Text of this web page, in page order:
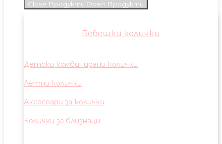
Close Продукти Open Продукти
Бебешки колички
Детски комбинирани колички
Летни колички
Аксесоари за колички
Колички за близнаци